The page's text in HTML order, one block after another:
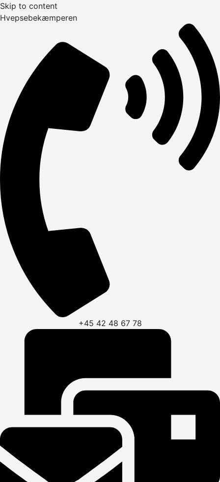
Skip to content
Hvepsebekæmperen
+45 42 48 67 78